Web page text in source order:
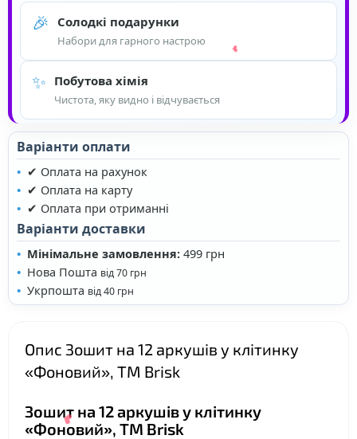
🎉 Солодкі подарунки
Набори для гарного настрою
✨ Побутова хімія
Чистота, яку видно і відчувається
Варіанти оплати
✔ Оплата на рахунок
✔ Оплата на карту
✔ Оплата при отриманні
Варіанти доставки
Мінімальне замовлення: 499 грн
Нова Пошта від 70 грн
Укрпошта від 40 грн
Опис Зошит на 12 аркушів у клітинку
«Фоновий», ТМ Brisk
Зошит на 12 аркушів у клітинку
«Фоновий», ТМ Brisk
❤